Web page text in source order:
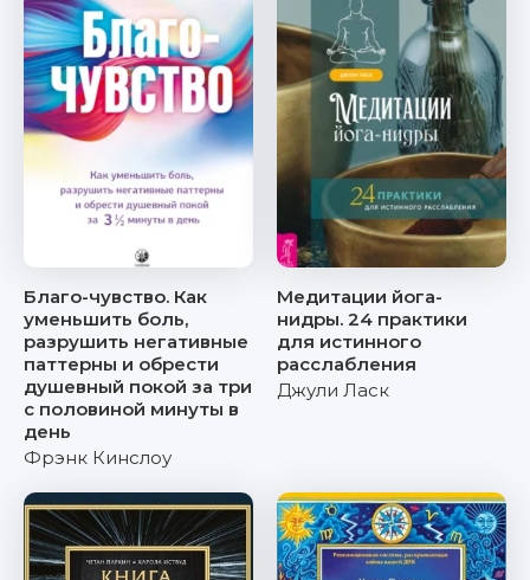
Благо-чувство. Как
уменьшить боль,
разрушить негативные
паттерны и обрести
душевный покой за три
с половиной минуты в
день
Фрэнк Кинслоу
Медитации йога-
нидры. 24 практики
для истинного
расслабления
Джули Ласк